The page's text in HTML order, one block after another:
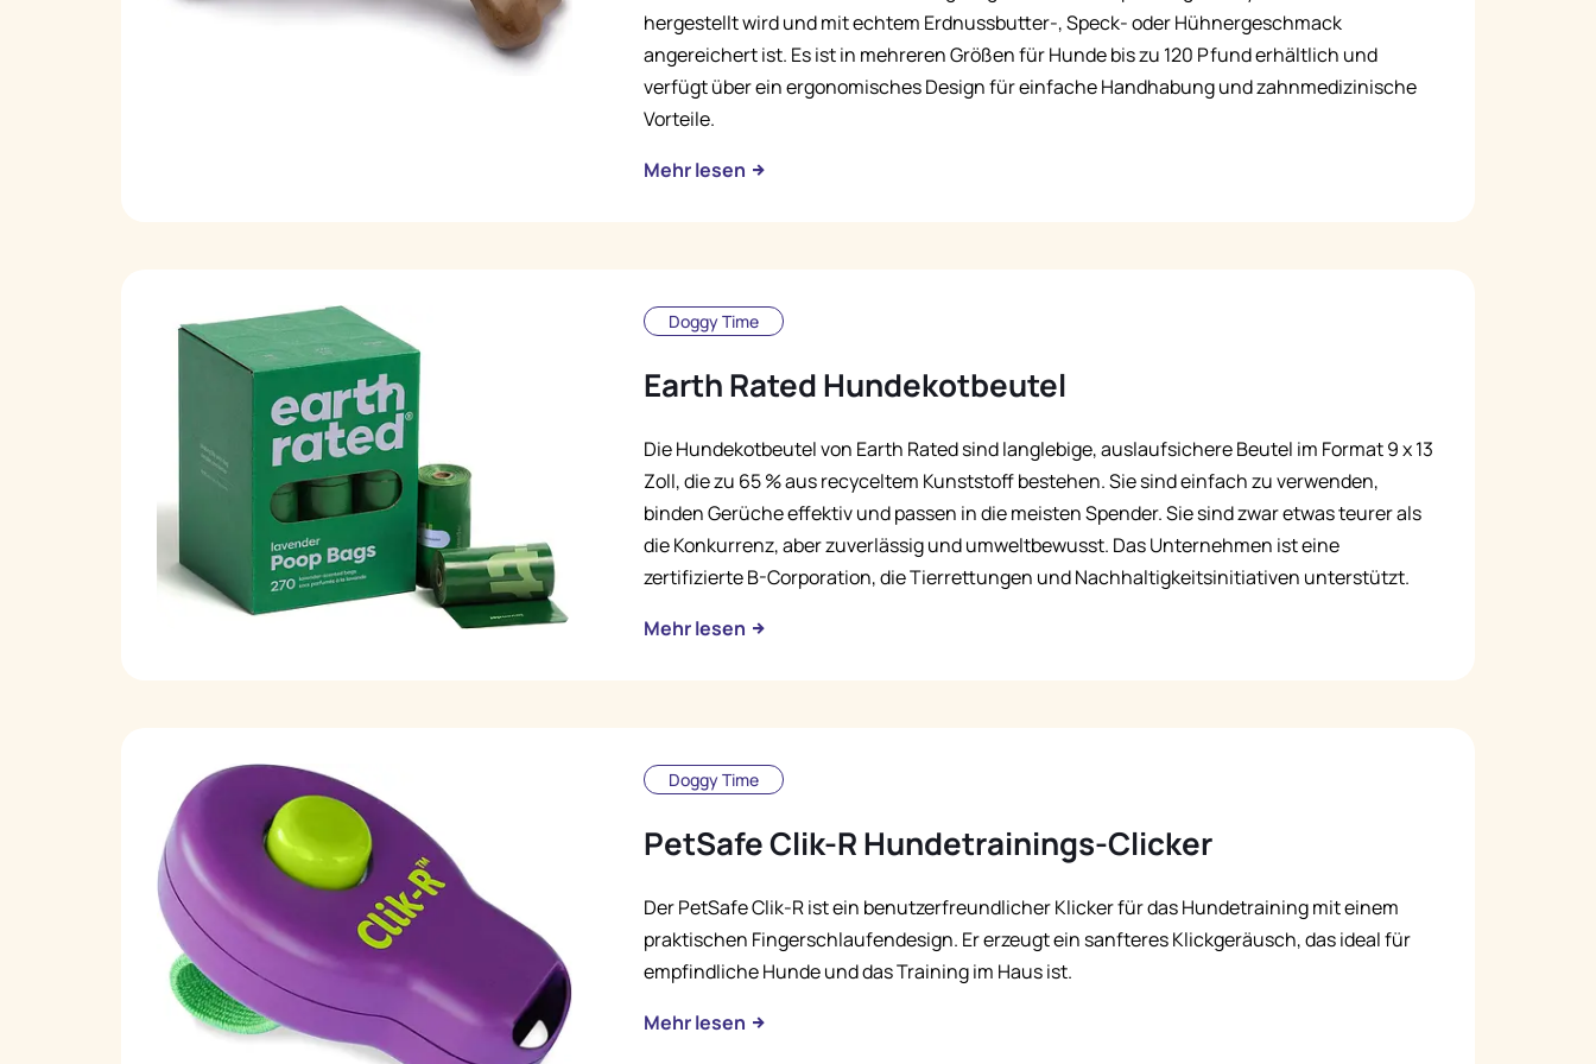
Italiano
hergestellt wird und mit echtem Erdnussbutter-, Speck- oder Hühnergeschmack
angereichert ist. Es ist in mehreren Größen für Hunde bis zu 120 Pfund erhältlich und
verfügt über ein ergonomisches Design für einfache Handhabung und zahnmedizinische
Vorteile.
Mehr lesen
Doggy Time
Earth Rated Hundekotbeutel
Die Hundekotbeutel von Earth Rated sind langlebige, auslaufsichere Beutel im Format 9 x 13
Zoll, die zu 65 % aus recyceltem Kunststoff bestehen. Sie sind einfach zu verwenden,
binden Gerüche effektiv und passen in die meisten Spender. Sie sind zwar etwas teurer als
die Konkurrenz, aber zuverlässig und umweltbewusst. Das Unternehmen ist eine
zertifizierte B-Corporation, die Tierrettungen und Nachhaltigkeitsinitiativen unterstützt.
Mehr lesen
Doggy Time
PetSafe Clik-R Hundetrainings-Clicker
Der PetSafe Clik-R ist ein benutzerfreundlicher Klicker für das Hundetraining mit einem
praktischen Fingerschlaufendesign. Er erzeugt ein sanfteres Klickgeräusch, das ideal für
empfindliche Hunde und das Training im Haus ist.
Mehr lesen